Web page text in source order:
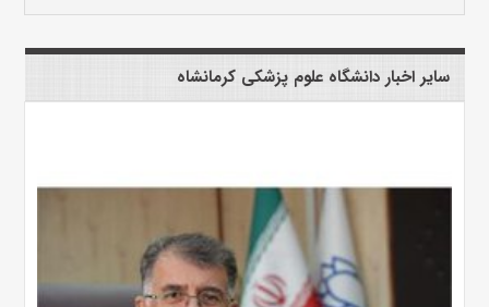
سایر اخبار دانشگاه علوم پزشکی کرمانشاه